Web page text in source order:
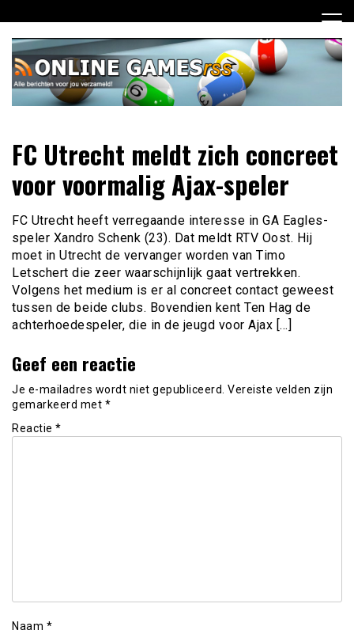
naar
inhoud
Online Games RSS
verzameld
FC Utrecht meldt zich concreet
voor voormalig Ajax-speler
FC Utrecht heeft verregaande interesse in GA Eagles-
speler Xandro Schenk (23). Dat meldt RTV Oost. Hij
moet in Utrecht de vervanger worden van Timo
Letschert die zeer waarschijnlijk gaat vertrekken.
Volgens het medium is er al concreet contact geweest
tussen de beide clubs. Bovendien kent Ten Hag de
achterhoedespeler, die in de jeugd voor Ajax […]
Geef een reactie
Je e-mailadres wordt niet gepubliceerd. Vereiste velden zijn
gemarkeerd met *
Reactie *
Naam *